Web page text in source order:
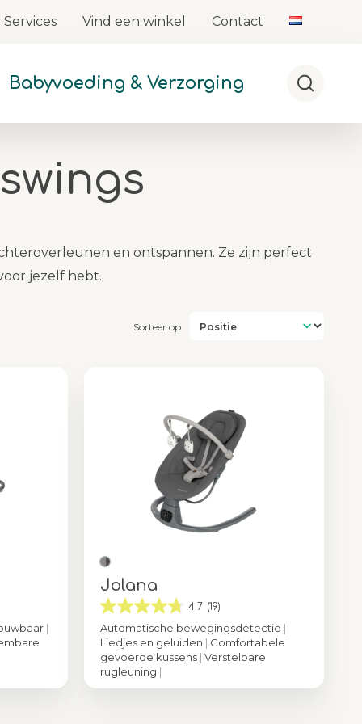
Services Vind een winkel
Contact
Babyvoeding & Verzorging Zoeken
en ontspannen. Ze zijn perfect
jezelf hebt.
Sorteer op
|
Jolana
4.7 (19)
Automatische bewegingsdetectie |
Liedjes en geluiden | Comfortabele
gevoerde kussens | Verstelbare
rugleuning |
Kleur Tinted Graphite